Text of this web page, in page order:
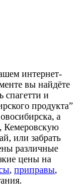
интернет-
вы найдёте
и
продукта”
а
Кемеровскую
или забрать
различные
цены на
, приправы,